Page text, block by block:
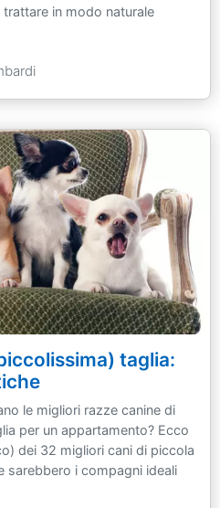
in modo naturale
taglia:
le migliori razze canine di
per un appartamento? Ecco
dei 32 migliori cani di piccola
sarebbero i compagni ideali